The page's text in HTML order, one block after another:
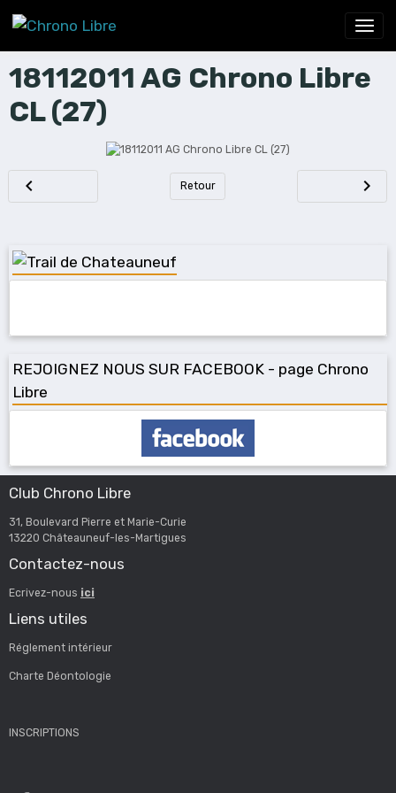
18112011 AG Chrono Libre
CL (27)
Retour
REJOIGNEZ NOUS SUR FACEBOOK - page Chrono
Libre
Club Chrono Libre
31, Boulevard Pierre et Marie-Curie
13220 Châteauneuf-les-Martigues
Contactez-nous
Ecrivez-nous ici
Liens utiles
Réglement intérieur
Charte Déontologie
INSCRIPTIONS